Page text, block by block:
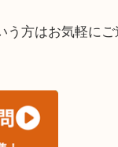
甲賀市